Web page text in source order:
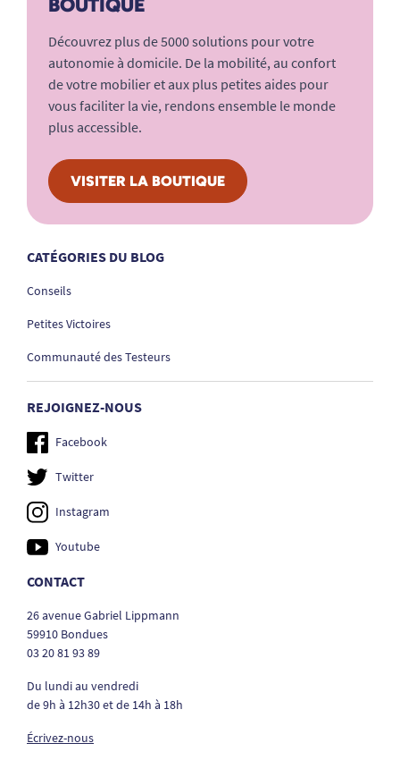
Découvrez plus de 5000 solutions pour votre
autonomie à domicile. De la mobilité, au confort
de votre mobilier et aux plus petites aides pour
vous faciliter la vie, rendons ensemble le monde
plus accessible.
VISITER LA BOUTIQUE
CATÉGORIES DU BLOG
Conseils
Petites Victoires
Communauté des Testeurs
REJOIGNEZ-NOUS
Facebook
Twitter
Instagram
Youtube
CONTACT
26 avenue Gabriel Lippmann
59910 Bondues
03 20 81 93 89
Du lundi au vendredi
de 9h à 12h30 et de 14h à 18h
Écrivez-nous